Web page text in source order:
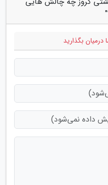
درمیان بگذارید